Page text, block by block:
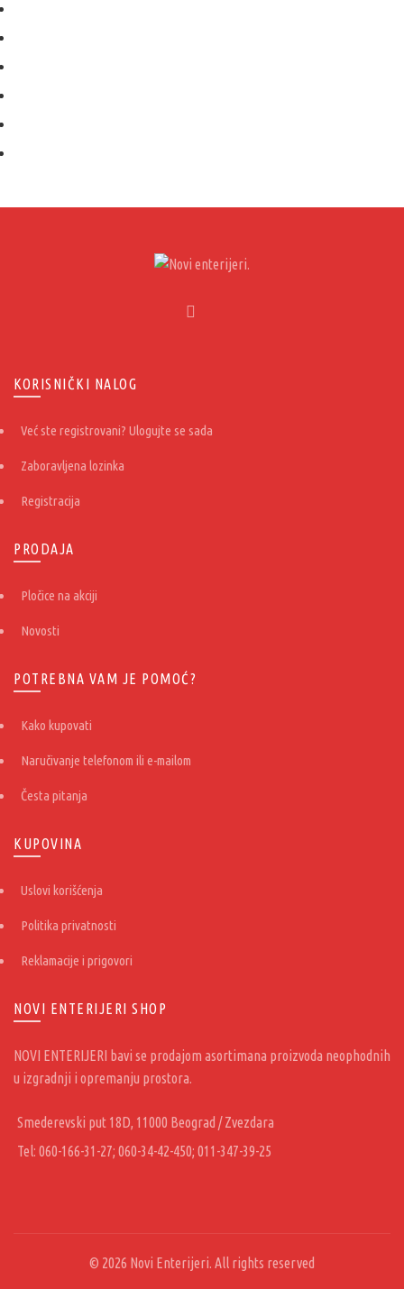
KORISNIČKI NALOG
Već ste registrovani? Ulogujte se sada
Zaboravljena lozinka
Registracija
PRODAJA
Pločice na akciji
Novosti
POTREBNA VAM JE POMOĆ?
Kako kupovati
Naručivanje telefonom ili e-mailom
Česta pitanja
KUPOVINA
Uslovi korišćenja
Politika privatnosti
Reklamacije i prigovori
NOVI ENTERIJERI SHOP
NOVI ENTERIJERI bavi se prodajom asortimana proizvoda neophodnih
u izgradnji i opremanju prostora.
Smederevski put 18D, 11000 Beograd / Zvezdara
Tel: 060-166-31-27; 060-34-42-450; 011-347-39-25
© 2026 Novi Enterijeri. All rights reserved